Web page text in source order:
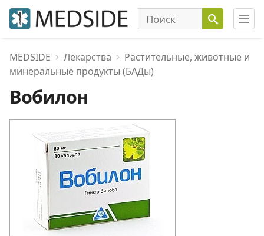
MEDSIDE Лекарства
Растительные, животные и
минеральные продукты (БАДы)
Вобилон